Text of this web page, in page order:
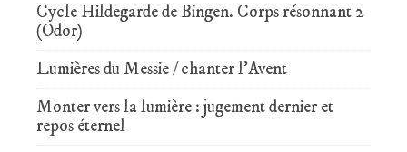
Cycle Hildegarde de Bingen. Corps résonnant 2
(Odor)
Lumières du Messie / chanter l’Avent
Monter vers la lumière : jugement dernier et
repos éternel